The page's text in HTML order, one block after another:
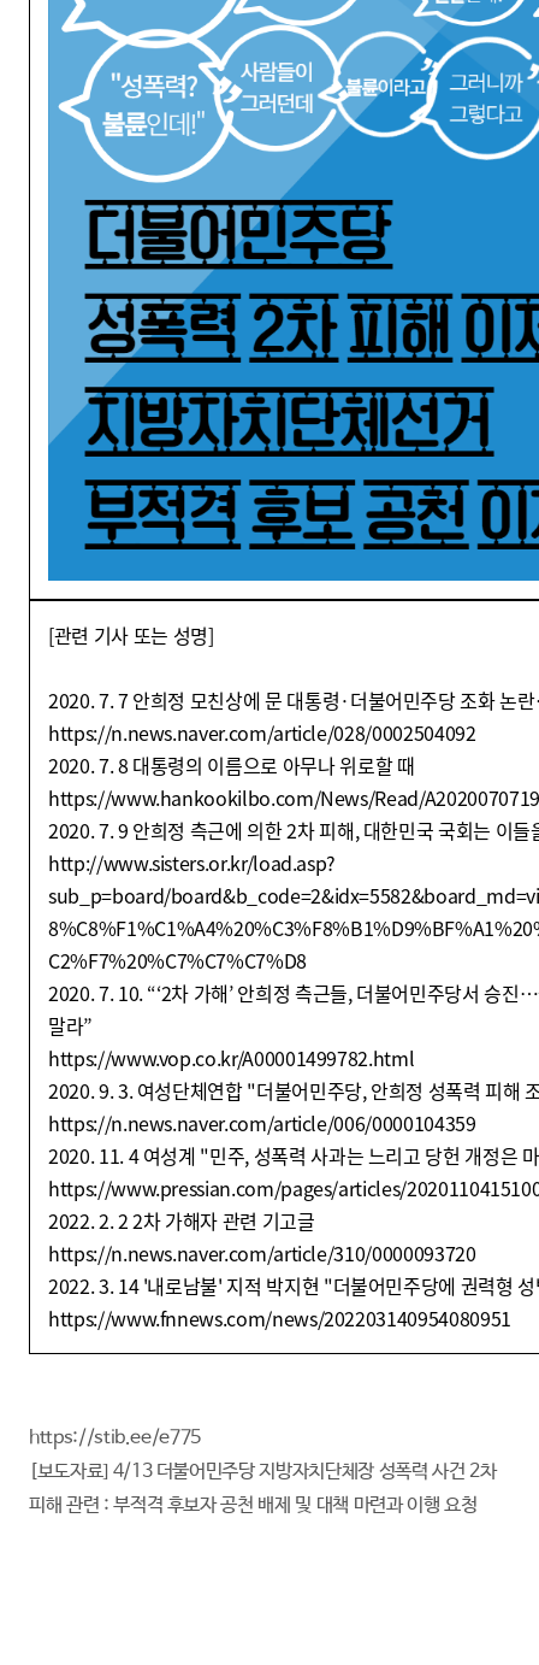
[관련 기사 또는 성명]
2020. 7. 7 안희정 모친상에 문 대통령·더불어민주당 조화 논
https://n.news.naver.com/article/028/0002504092
2020. 7. 8 대통령의 이름으로 아무나 위로할 때
https://www.hankookilbo.com/News/Read/
2020. 7. 9 안희정 측근에 의한 2차 피해, 대한민국 국회는 이들
http://www.sisters.or.kr/load.asp?
sub_p=board/
C2%F7%20%C7%C7%C7%D8
2020. 7. 10. “‘2차 가해’ 안희정 측근들, 더불어민주당서 승진
말라”
https://www.vop.co.kr/A00001499782.html
2020. 9. 3. 여성단체연합 "더불어민주당, 안희정 성폭력 피해
https://n.news.naver.com/article/006/0000104359
2020. 11. 4 여성계 "민주, 성폭력 사과는 느리고 당헌 개정은
https://www.pressian.com/pages/articles/
2022. 2. 2 2차 가해자 관련 기고글
https://n.news.naver.com/article/310/0000093720
2022. 3. 14 '내로남불' 지적 박지현 "더불어민주당에 권력형
https://www.fnnews.com/news/202203140954080951
https://stib.ee/e775
[보도자료] 4/13 더불어민주당 지방자치단체장 성폭력 사건 2차
피해 관련 : 부적격 후보자 공천 배제 및 대책 마련과 이행 요청